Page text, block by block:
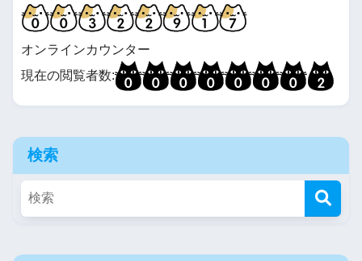
オンラインカウンター
現在の閲覧者数:
検索